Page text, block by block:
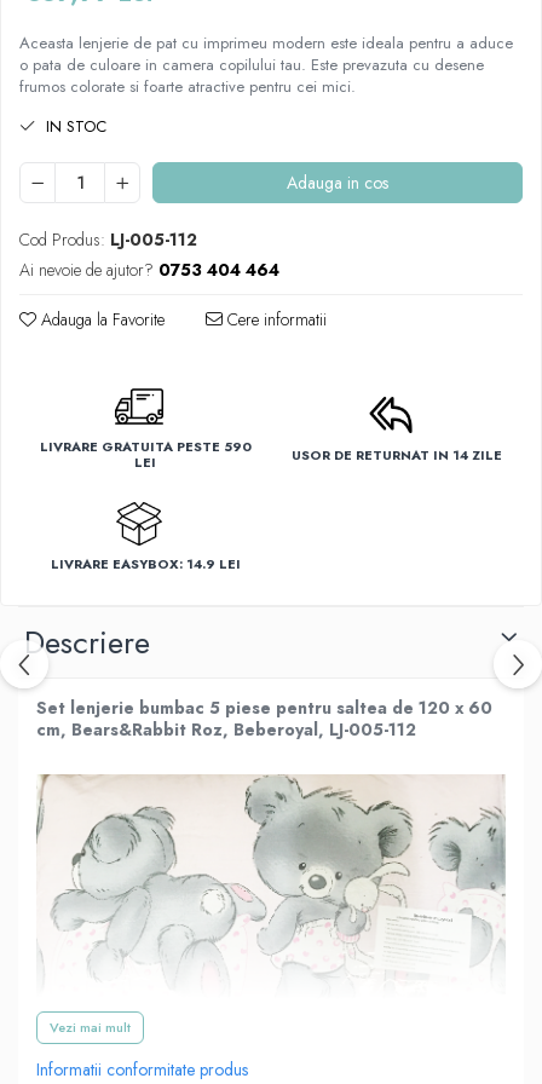
Aceasta lenjerie de pat cu imprimeu modern este ideala pentru a aduce
o pata de culoare in camera copilului tau. Este prevazuta cu desene
frumos colorate si foarte atractive pentru cei mici.
IN STOC
Adauga in cos
Cod Produs: LJ-005-112
Ai nevoie de ajutor? 0753 404 464
Adauga la Favorite Cere informatii
LIVRARE GRATUITA PESTE 590
LEI
USOR DE RETURNAT IN 14 ZILE
LIVRARE EASYBOX: 14.9 LEI
Descriere
Set lenjerie bumbac 5 piese pentru saltea de 120 x 60
cm, Bears&Rabbit Roz, Beberoyal, LJ-005-112
Vezi mai mult
Informatii conformitate produs